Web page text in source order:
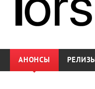
АНОНСЫ РЕЛИЗЫ